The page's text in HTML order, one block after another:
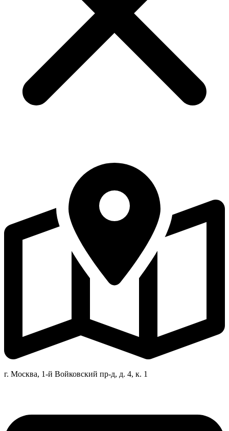
г. Москва, 1-й Войковский пр-д, д. 4, к. 1